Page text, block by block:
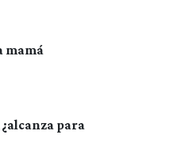
mamá
para